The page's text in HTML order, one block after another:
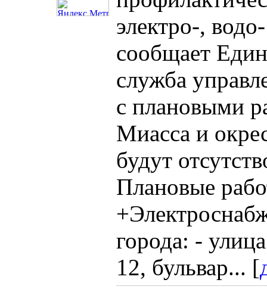
электро-,
сообщает
служба
с плановыми
Миасса и
будут
Плановые
города: -
12, бульвар... [